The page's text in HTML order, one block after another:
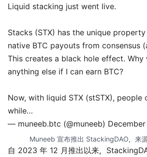
Liquid stacking just went live.
Stacks (STX) has the unique
native BTC payouts from consensus
This creates a black hole effect. Why
anything else if I can earn BTC?
Now, with liquid STX (stSTX), people
while…
— muneeb.btc (@muneeb)
Muneeb 宣布推出 StackingDAO，来源
自 2023 年 12 月推出以来，